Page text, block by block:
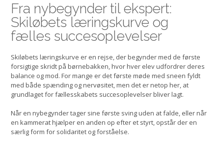
Fra nybegynder til ekspert:
Skiløbets læringskurve og
fælles succesoplevelser
Skiløbets læringskurve er en rejse, der begynder med de første
forsigtige skridt på børnebakken, hvor hver elev udfordrer deres
balance og mod. For mange er det første møde med sneen fyldt
med både spænding og nervøsitet, men det er netop her, at
grundlaget for fællesskabets succesoplevelser bliver lagt.
Når en nybegynder tager sine første sving uden at falde, eller når
en kammerat hjælper en anden op efter et styrt, opstår der en
særlig form for solidaritet og forståelse.